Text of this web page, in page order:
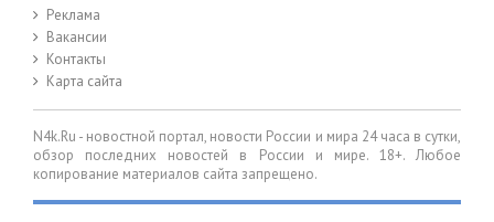
Реклама
Вакансии
Контакты
Карта сайта
N4k.Ru - новостной портал, новости России и мира 24 часа в сутки,
обзор последних новостей в России и мире. 18+. Любое
копирование материалов сайта запрещено.